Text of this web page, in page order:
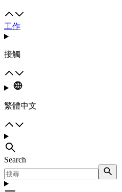
工作
接觸
繁體中文
Search